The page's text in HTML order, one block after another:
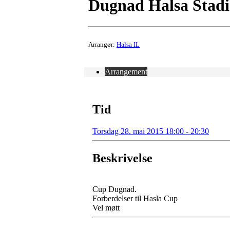
Dugnad Halsa
Arrangør: Halsa IL
Arrangement
Tid
Torsdag 28. mai 2015 18:00 - 20:30
Beskrivelse
Cup Dugnad.
Forberdelser til Hasla Cup
Vel møtt